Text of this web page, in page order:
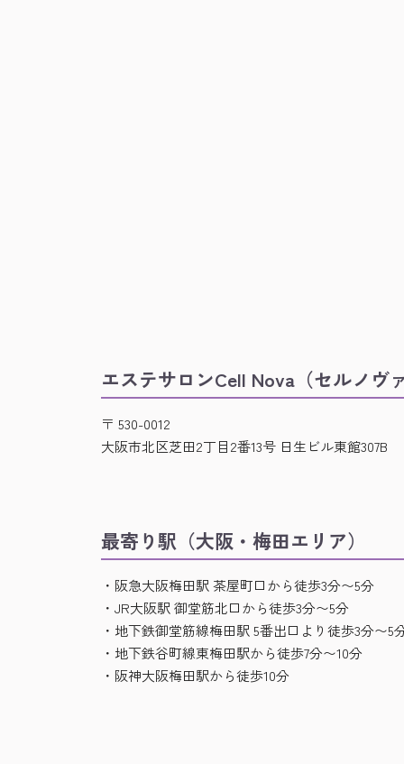
エステサロンCell Nova（セルノヴ
〒 530-0012
大阪市北区芝田2丁目2番13号 日生ビル東館307B
最寄り駅（大阪・梅田エリア）
・阪急大阪梅田駅 茶屋町口から徒歩3分〜5分
・JR大阪駅 御堂筋北口から徒歩3分〜5分
・地下鉄御堂筋線梅田駅 5番出口より徒歩3分〜5
・地下鉄谷町線東梅田駅から徒歩7分〜10分
・阪神大阪梅田駅から徒歩10分